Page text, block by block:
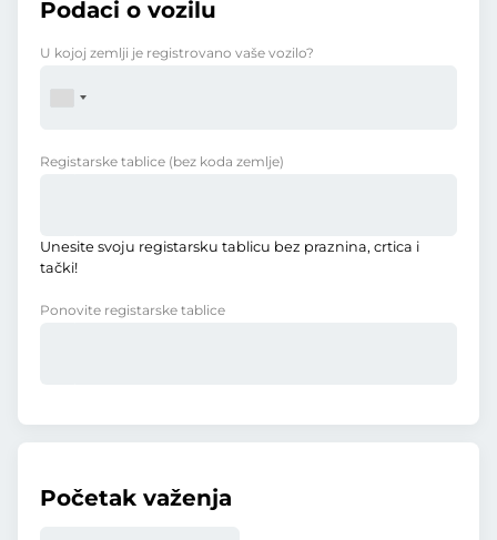
Podaci o vozilu
U kojoj zemlji je registrovano vaše vozilo?
Registarske tablice (bez koda zemlje)
Unesite svoju registarsku tablicu bez praznina, crtica i
tački!
Ponovite registarske tablice
Početak važenja